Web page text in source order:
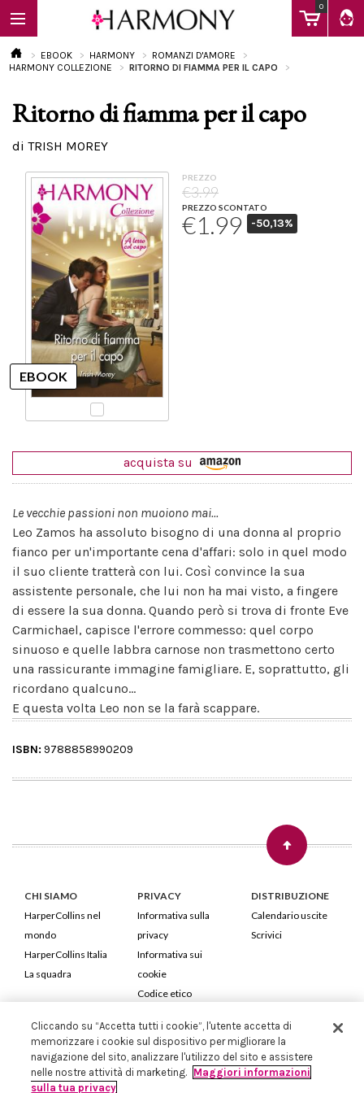
0
EBOOK
Calendario
EBOOK HARMONY
ROMANZI D'AMORE
HARMONY COLLEZIONE
RITORNO DI FIAMMA PER IL CAPO
Ritorno di fiamma per il capo
di TRISH MOREY
PREZZO
€3.99
PREZZO SCONTATO
€1.99 -50,13%
acquista su
Le vecchie passioni non muoiono mai...
Leo Zamos ha assoluto bisogno di una donna al proprio
fianco per un'importante cena d'affari: solo in quel modo
il suo cliente tratterà con lui. Così convince la sua
assistente personale, che lui non ha mai visto, a fingere
di essere la sua donna. Quando però si trova di fronte Eve
Carmichael, capisce l'errore commesso: quel corpo
sinuoso e quelle labbra carnose non trasmettono certo
una rassicurante immagine famigliare. E, soprattutto, gli
ricordano qualcuno...
E questa volta Leo non se la farà scappare.
ISBN: 9788858990209
CHI SIAMO
HarperCollins nel
mondo
HarperCollins Italia
La squadra
PRIVACY
Informativa sulla
privacy
Informativa sui
cookie
Codice etico
DISTRIBUZIONE
Calendario uscite
Scrivici
HarperCollins Italia S.p.A. Viale Monte Nero, 84 - 20135 Milano
Cod. Fiscale e P.IVA 05946780151 - Capitale Sociale 258.250 €
Iscritta in Milano al Registro delle imprese nr.198004 e REA nr.1051898
Cliccando su “Accetta tutti i cookie”, l'utente accetta di
memorizzare i cookie sul dispositivo per migliorare la
navigazione del sito, analizzare l'utilizzo del sito e assistere
nelle nostre attività di marketing. Maggiori informazioni
sulla tua privacy